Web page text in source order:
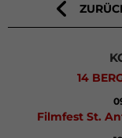
14
Filmfest St.